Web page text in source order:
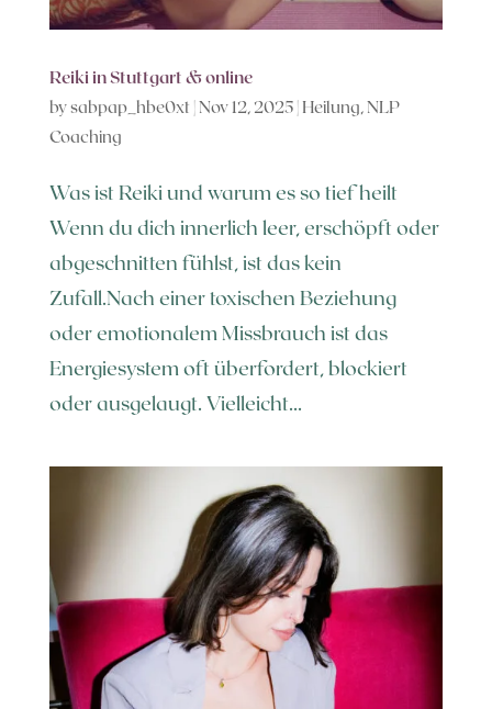
Reiki in Stuttgart & online
bysabpap_hbe0xt |Nov 12, 2025|Heilung,NLP
Coaching
Was ist Reiki und warum es so tief heilt
Wenn du dich innerlich leer, erschöpft oder
abgeschnitten fühlst, ist das kein
Zufall.Nach einer toxischen Beziehung
oder emotionalem Missbrauch ist das
Energiesystem oft überfordert, blockiert
oder ausgelaugt. Vielleicht...